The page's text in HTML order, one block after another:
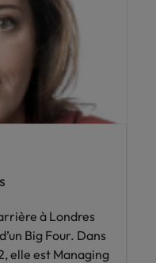
à Londres
Big Four. Dans
elle est Managing